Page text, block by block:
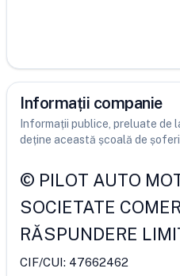
Informații companie
Informații publice, preluate de
deține această școală de
© PILOT AUTO
SOCIETATE
RĂSPUNDERE
CIF/CUI: 47662462